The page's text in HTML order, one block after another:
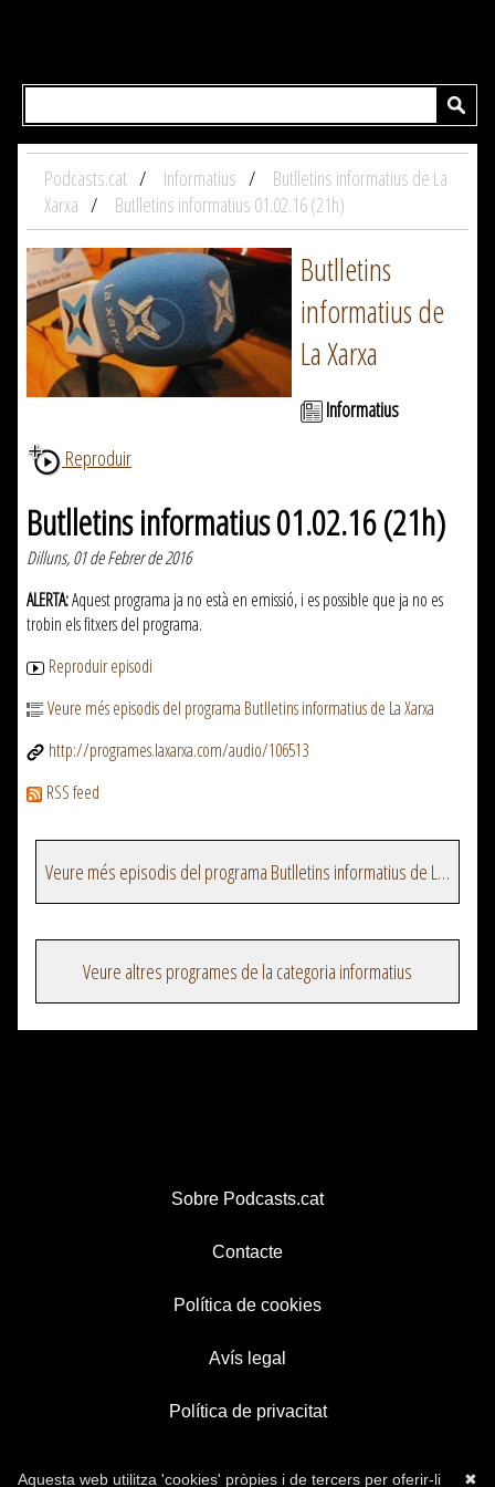
Podcasts.cat Informatius
Butlletins informatius de La
Xarxa
Butlletins informatius 01.02.16 (21h)
Butlletins
informatius de
La Xarxa
Informatius
Reproduir
Butlletins informatius 01.02.16 (21h)
Dilluns, 01 de Febrer de 2016
ALERTA:Aquest programa ja no està en emissió, i es possible que ja no es
trobin els fitxers del programa.
Reproduir episodi
Veure més episodis del programa Butlletins informatius de La Xarxa
http://programes.laxarxa.com/audio/106513
RSS feed
Veure més episodis del programa Butlletins informatius de La Xarxa
Veure altres programes de la categoria informatius
Sobre Podcasts.cat
Contacte
Política de cookies
Avís legal
Política de privacitat
✖
Aquesta web utilitza 'cookies' pròpies i de tercers per oferir-li